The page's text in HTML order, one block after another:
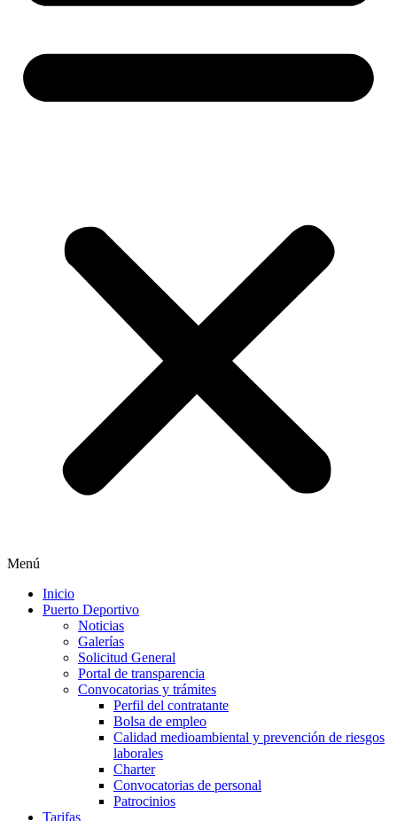
Menú
Inicio
Puerto Deportivo
Noticias
Galerías
Solicitud General
Portal de transparencia
Convocatorias y trámites
Perfil del contratante
Bolsa de empleo
Calidad medioambiental y prevención de riesgos
laborales
Charter
Convocatorias de personal
Patrocinios
Tarifas